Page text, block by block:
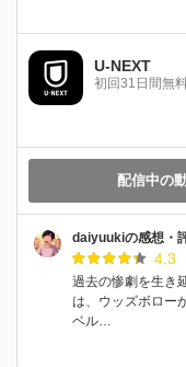
U-NEXT
初回31日間無
配信中の
daiyuukiの感想・
4.3
過去の惨劇を生き
は、ウッズボロー
ベル…